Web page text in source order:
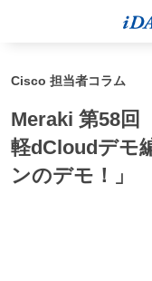
Cisco 担当者コラム
Meraki 第58回
軽dCloudデモ
ンのデモ！」